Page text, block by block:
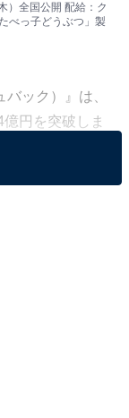
）全国公開 配給：ク
べっ子どうぶつ」製
ック）』 は、
円を突破しま